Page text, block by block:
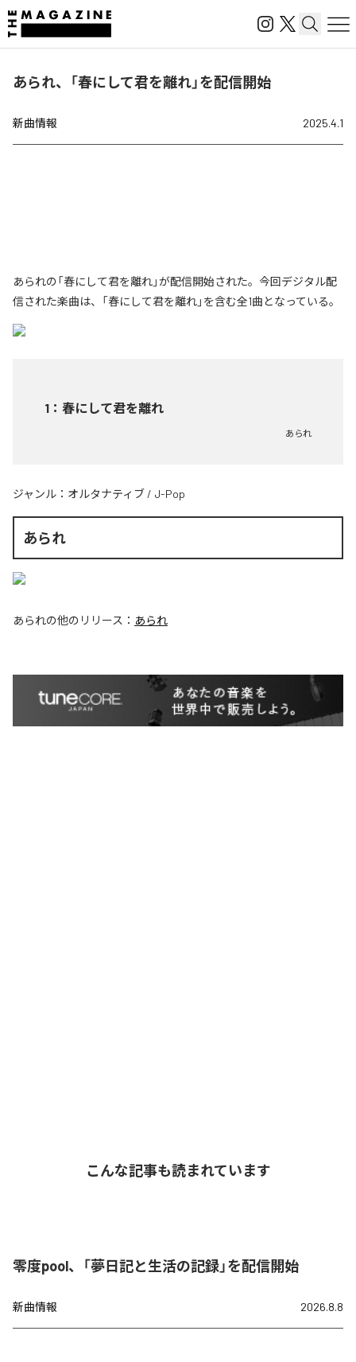
あられ、「春にして君を離れ」を配信開始
新曲情報 2025.4.1
あられの「春にして君を離れ」が配信開始された。今回デジタル配
信された楽曲は、「春にして君を離れ」を含む全1曲となっている。
1 ： 春にして君を離れ
あられ
ジャンル： オルタナティブ / J-Pop
あられ
あられの他のリリース： あられ
こんな記事も読まれています
零度pool、「夢日記と生活の記録」を配信開始
新曲情報 2026.8.8